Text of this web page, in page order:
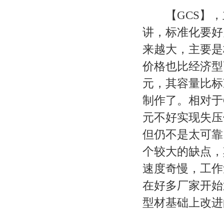
【GCS】，
讲，标准化要
来越大，主要
价格也比经济
元，其容量比
制作了。相对
元不好实现失
但仍不是太可
个较大的缺点
速度奇慢，工
在好多厂家开
型材基础上改